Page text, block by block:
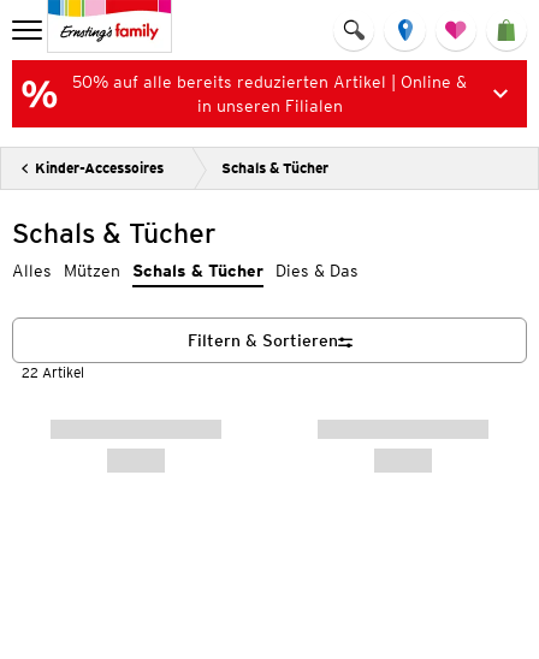
50% auf alle bereits reduzierten Artikel | Online &
in unseren Filialen
Kinder-Accessoires Schals & Tücher
Schals & Tücher
Alles Mützen Schals & Tücher Dies & Das
22 Artikel
Filtern & Sortieren